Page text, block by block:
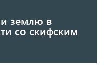
землю в
со скифским